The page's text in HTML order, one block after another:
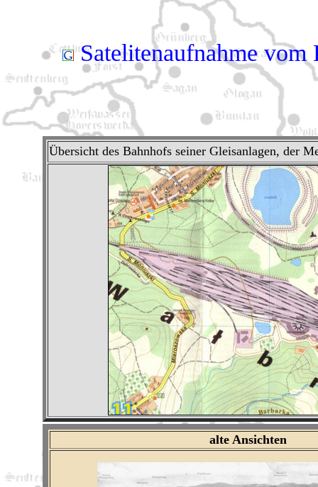
Satelitenaufnahme vom
Übersicht des Bahnhofs seiner Gleisanlagen, der
alte Ansichten